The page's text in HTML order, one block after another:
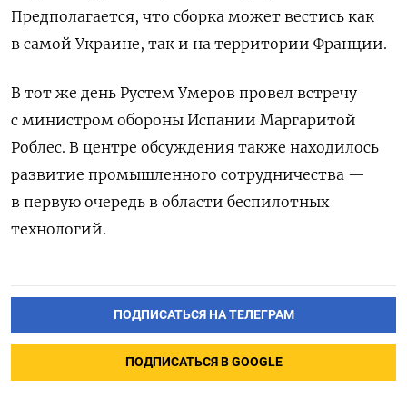
Предполагается, что сборка может вестись как
в самой Украине, так и на территории Франции.
В тот же день Рустем Умеров провел встречу
с министром обороны Испании Маргаритой
Роблес. В центре обсуждения также находилось
развитие промышленного сотрудничества —
в первую очередь в области беспилотных
технологий.
ПОДПИСАТЬСЯ НА ТЕЛЕГРАМ
ПОДПИСАТЬСЯ В GOOGLE